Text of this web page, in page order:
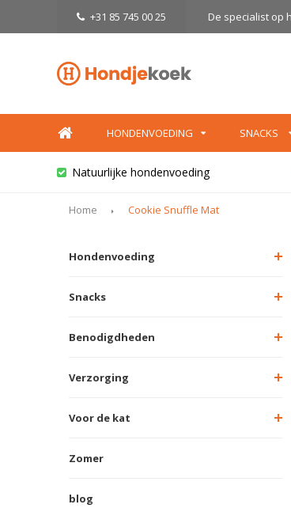
+31 85 745 00 25 De specialist op
HONDENVOEDING SNACKS
Natuurlijke hondenvoeding
Home Cookie Snuffle Mat
Hondenvoeding
Snacks
Benodigdheden
Verzorging
Voor de kat
Zomer
blog